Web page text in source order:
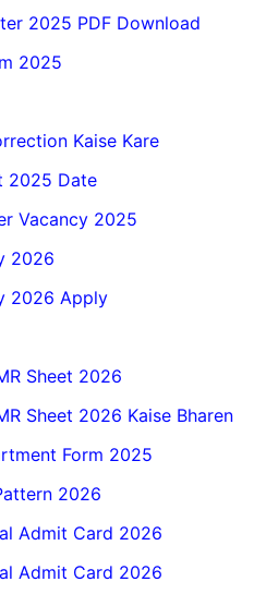
2025 PDF Download
2025
Kaise Kare
2025 Date
Vacancy 2025
2026
2026 Apply
Sheet 2026
Sheet 2026 Kaise Bharen
Form 2025
2026
Admit Card 2026
Admit Card 2026